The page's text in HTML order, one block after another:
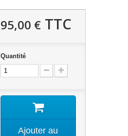
95,00 €TTC
Quantité
Ajouter au